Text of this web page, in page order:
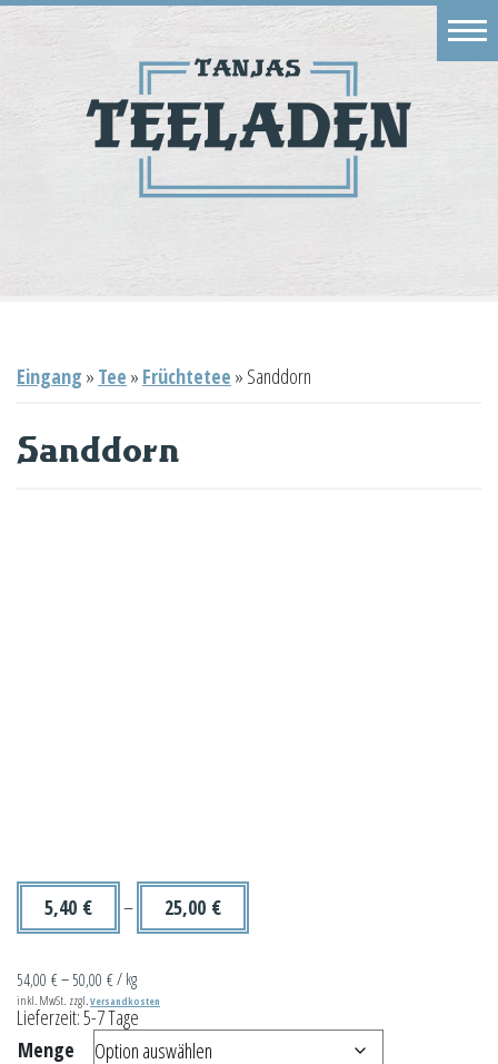
Eingang » Tee » Früchtetee » Sanddorn
Sanddorn
5,40 € – 25,00 €
54,00 €– 50,00 €/ kg
inkl. MwSt. zzgl. Versandkosten
Lieferzeit:5-7 Tage
Menge
Geschäft